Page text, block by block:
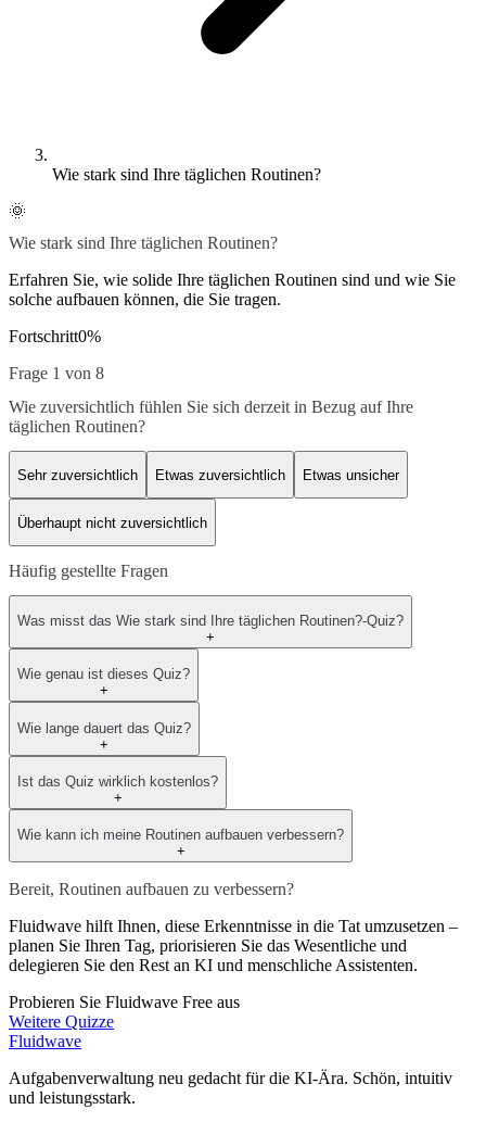
Wie stark sind Ihre täglichen Routinen?
🌞
Wie stark sind Ihre täglichen Routinen?
Erfahren Sie, wie solide Ihre täglichen Routinen sind und wie Sie
solche aufbauen können, die Sie tragen.
Fortschritt0%
Frage 1 von 8
Wie zuversichtlich fühlen Sie sich derzeit in Bezug auf Ihre
täglichen Routinen?
Sehr zuversichtlich Etwas zuversichtlich Etwas unsicher
Überhaupt nicht zuversichtlich
Häufig gestellte Fragen
Was misst das Wie stark sind Ihre täglichen Routinen?-Quiz?
+
Wie genau ist dieses Quiz?
+
Wie lange dauert das Quiz?
+
Ist das Quiz wirklich kostenlos?
+
Wie kann ich meine Routinen aufbauen verbessern?
+
Bereit, Routinen aufbauen zu verbessern?
Fluidwave hilft Ihnen, diese Erkenntnisse in die Tat umzusetzen –
planen Sie Ihren Tag, priorisieren Sie das Wesentliche und
delegieren Sie den Rest an KI und menschliche Assistenten.
Probieren Sie Fluidwave Free aus
Weitere Quizze
Fluidwave
Aufgabenverwaltung neu gedacht für die KI-Ära. Schön, intuitiv
und leistungsstark.